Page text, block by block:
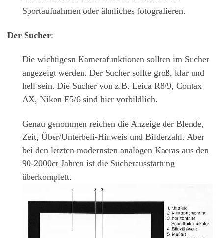
Sportaufnahmen oder ähnliches fotografieren.
Der Sucher:
Die wichtigesn Kamerafunktionen sollten im Sucher
angezeigt werden. Der Sucher sollte groß, klar und
hell sein. Die Sucher von z.B. Leica R8/9, Contax
AX, Nikon F5/6 sind hier vorbildlich.
Genau genommen reichen die Anzeige der Blende,
Zeit, Über/Unterbeli-Hinweis und Bilderzahl. Aber
bei den letzten modernsten analogen Kaeras aus den
90-2000er Jahren ist die Sucherausstattung
überkomplett.